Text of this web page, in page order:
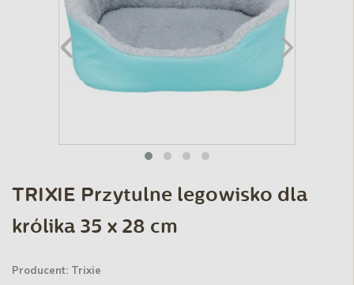
TRIXIE Przytulne legowisko dla
królika 35 x 28 cm
Producent: Trixie